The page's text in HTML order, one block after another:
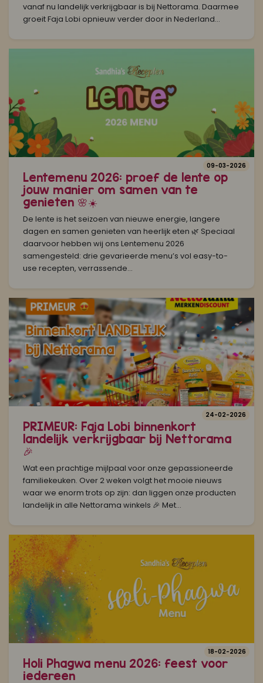
vanaf nu landelijk verkrijgbaar is bij Nettorama. Daarmee
groeit Faja Lobi opnieuw verder door in Nederland...
Lentemenu 2026: proef de lente op
jouw manier om samen van te
genieten 🌸☀️
De lente is het seizoen van nieuwe energie, langere
dagen en samen genieten van heerlijk eten 🌿 Speciaal
daarvoor hebben wij ons Lentemenu 2026
samengesteld: drie gevarieerde menu’s vol easy-to-
use recepten, verrassende...
09-03-2026
PRIMEUR: Faja Lobi binnenkort
landelijk verkrijgbaar bij Nettorama
🎉
Wat een prachtige mijlpaal voor onze gepassioneerde
familiekeuken. Over 2 weken volgt het mooie nieuws
waar we enorm trots op zijn: dan liggen onze producten
landelijk in alle Nettorama winkels 🎉 Met...
24-02-2026
Holi Phagwa menu 2026: feest voor
iedereen
18-02-2026